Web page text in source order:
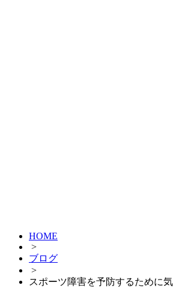
HOME
>
ブログ
>
スポーツ障害を予防するために